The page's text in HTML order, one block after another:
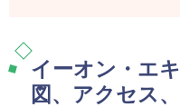
イーオン・エ
図、アクセス